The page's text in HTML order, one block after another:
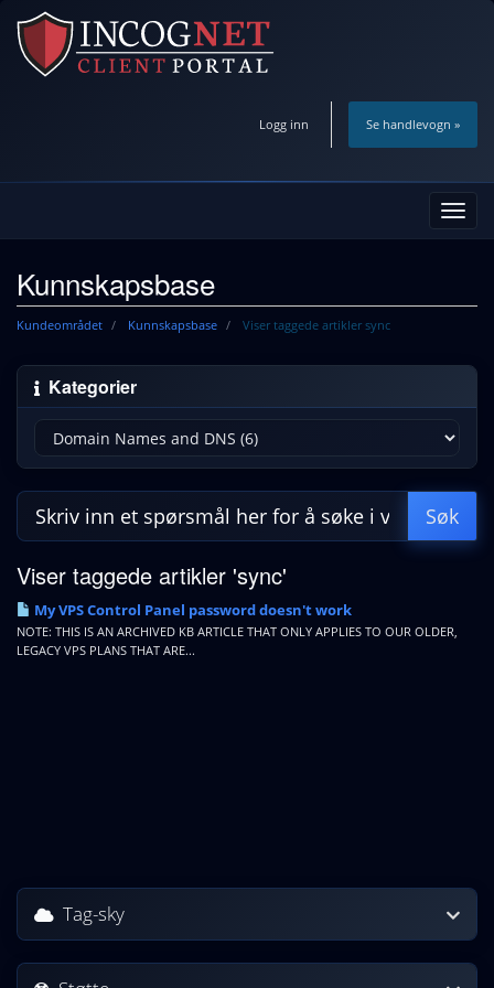
Logg inn Se handlevogn »
Bytt
Kunnskapsbase
Kundeområdet Kunnskapsbase Viser taggede artikler sync
Kategorier
Viser taggede artikler 'sync'
My VPS Control Panel password doesn't work
NOTE: THIS IS AN ARCHIVED KB ARTICLE THAT ONLY APPLIES TO OUR OLDER,
LEGACY VPS PLANS THAT ARE...
Tag-sky